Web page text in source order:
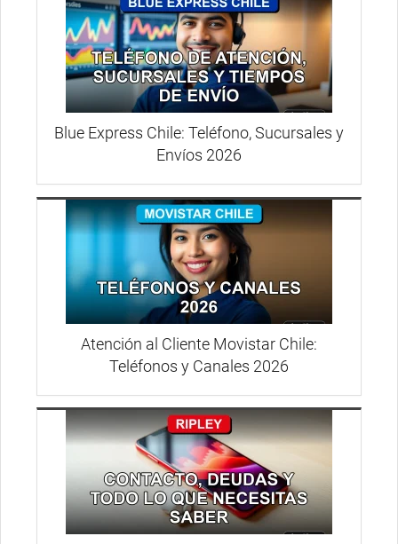
Blue Express Chile: Teléfono, Sucursales y
Envíos 2026
Atención al Cliente Movistar Chile:
Teléfonos y Canales 2026